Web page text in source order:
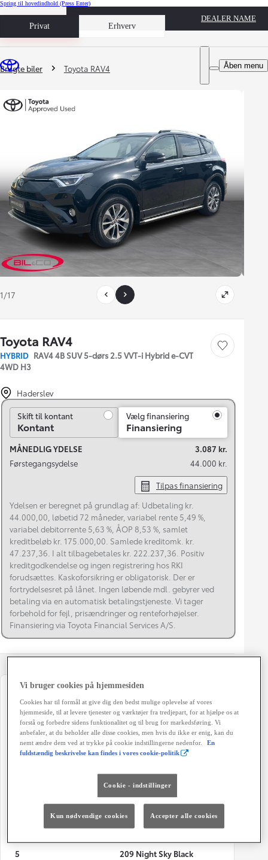
Spring til hovedindhold (Press Enter)
Privat Erhverv
Book prøvetur
DEALER NAME
Åben menu
Du er her
Brugte biler Toyota RAV4
1/17
Toyota RAV4
HYBRID RAV4 4B SUV 5-dørs 2.5 VVT-i Hybrid e-CVT
4WD H3
Gem bil
Haderslev
Skift til kontant
Skift til kontant
Kontant
Vælg finansiering
Finansiering
MÅNEDLIG YDELSE
3.087 kr.
Førstegangsydelse
44.000 kr.
Tilpas finansiering
Ydelsen er beregnet på grundlag af: Udbetaling kr.
44.000,00, løbetid 72 måneder, variabel rente 5,49 %,
variabel debitorrente 5,63 %, ÅOP 8,53 %, samlet
kreditbeløb kr. 175.000,00. Samlede kreditomk. kr.
47.237,36. I alt tilbagebetales kr. 222.237,36. Positiv
kreditgodkendelse og ingen registrering hos RKI
forudsættes. Kaskoforsikring er obligatorisk. Der er
fortrydelsesret på lånet. Ingen løbende mdl. gebyrer ved
betaling via en automatisk betalingstjeneste. Vi tager
forbehold for fejl, prisændringer og renteforhøjelser.
Finansiering via Toyota Financial Services A/S.
02-2019
2018
Kilometertal
125.630 km
Brændstof
Hybrid Benzin
197 HK
Co2 (blandet kørsel)
Geartype
Automatisk gearkasse
5
209 Night Sky Black
Vi bruger cookies på hjemmesiden
Cookies har til formål at give dig den bedst mulige oplevelse af vores
hjemmeside, til at levere tjenester og værktøjer fra tredjepart, for at hjælpe os at
forstå og forbedre sidens funktionalitet og til brug for markedsføring. Vi
anbefaler, at du beholder alle disse cookies, men hvis du ikke er enig, kan du
nemt ændre dem ved at trykke på cookie indstillingerne nedenfor.
En
fuldstændig beskrivelse kan findes i vores cookie-politik
Cookie - indstillinger
Kun nødvendige cookies Accepter alle cookies